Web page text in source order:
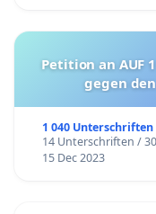
Petition an AUF
gegen
1 040 Unterschriften
14 Unterschriften /
15 Dec 2023